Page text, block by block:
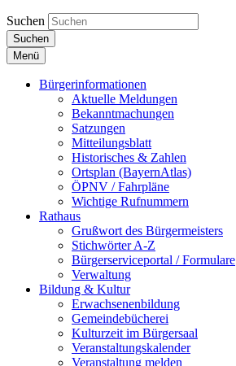
Suchen
Suchen
Menü
Bürgerinformationen
Aktuelle Meldungen
Bekanntmachungen
Satzungen
Mitteilungsblatt
Historisches & Zahlen
Ortsplan (BayernAtlas)
ÖPNV / Fahrpläne
Wichtige Rufnummern
Rathaus
Grußwort des Bürgermeisters
Stichwörter A-Z
Bürgerserviceportal / Formulare
Verwaltung
Bildung & Kultur
Erwachsenenbildung
Gemeindebücherei
Kulturzeit im Bürgersaal
Veranstaltungskalender
Veranstaltung melden